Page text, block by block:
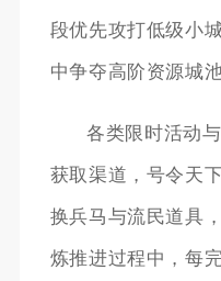
段优先攻打低级小
中争夺高阶资源城池
各类限时活动
获取渠道，号令天
换兵马与流民道具
炼推进过程中，每